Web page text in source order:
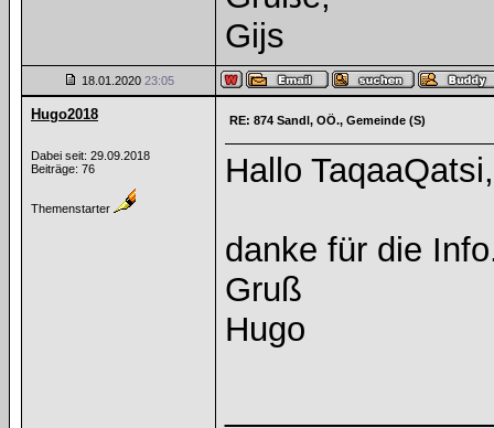
Gijs
18.01.2020 23:05
Hugo2018
Dabei seit: 29.09.2018
Beiträge: 76
Themenstarter
RE: 874 Sandl, OÖ., Gemeinde (S)
Hallo TaqaaQatsi,
danke für die
Gruß
Hugo